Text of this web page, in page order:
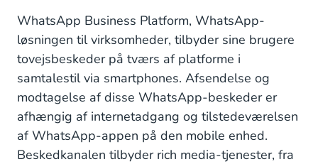
WhatsApp Business Platform, WhatsApp-
løsningen til virksomheder, tilbyder sine brugere
tovejsbeskeder på tværs af platforme i
samtalestil via smartphones. Afsendelse og
modtagelse af disse WhatsApp-beskeder er
afhængig af internetadgang og tilstedeværelsen
af WhatsApp-appen på den mobile enhed.
Beskedkanalen tilbyder rich media-tjenester, fra